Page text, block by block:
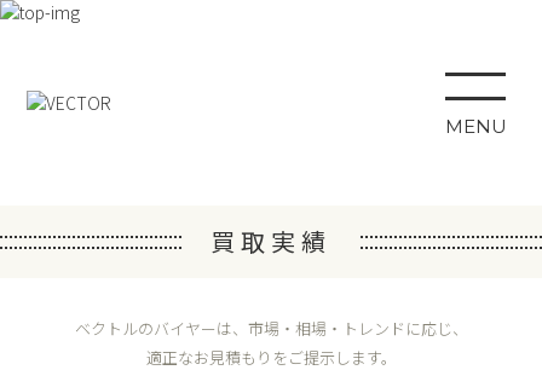
MENU
買取実績
ベクトルのバイヤーは、市場・相場・トレンドに応じ、
適正なお見積もりをご提示します。